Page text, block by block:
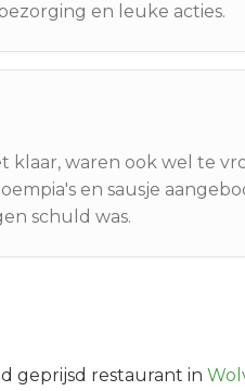
en leuke acties.
klaar, waren ook wel te
en sausje
schuld was.
geprijsd restaurant in